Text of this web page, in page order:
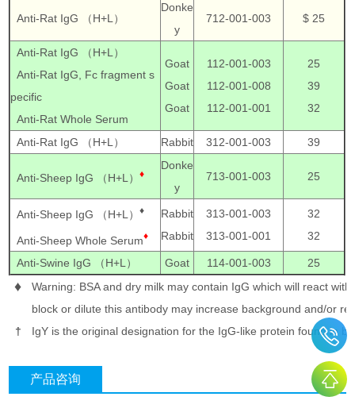
Anti-Rat IgG （H+L）
Donke
y
712-001-003 $ 25
Anti-Rat IgG （H+L）
Anti-Rat IgG, Fc fragment s
pecific
Anti-Rat Whole Serum
Goat
Goat
Goat
112-001-003
112-001-008
112-001-001
25
39
32
Anti-Rat IgG （H+L） Rabbit 312-001-003 39
Anti-Sheep IgG （H+L）♦
Donke
y
713-001-003 25
Anti-Sheep IgG （H+L）♦
Anti-Sheep Whole Serum♦
Rabbit
Rabbit
313-001-003
313-001-001
32
32
Anti-Swine IgG （H+L） Goat 114-001-003 25
♦
Warning: BSA and dry milk may contain IgG which will react
block or dilute this antibody may increase background and/or
†
IgY is the original designation for the IgG-like protein found in
产品咨询